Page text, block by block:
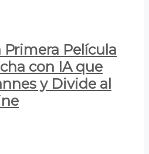
Primera Película
con IA que
y Divide al